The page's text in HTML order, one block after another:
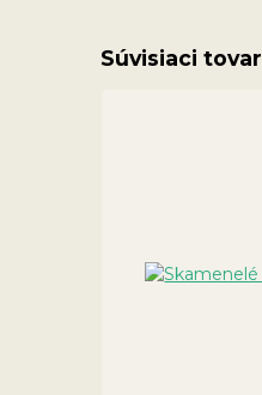
Súvisiaci tovar